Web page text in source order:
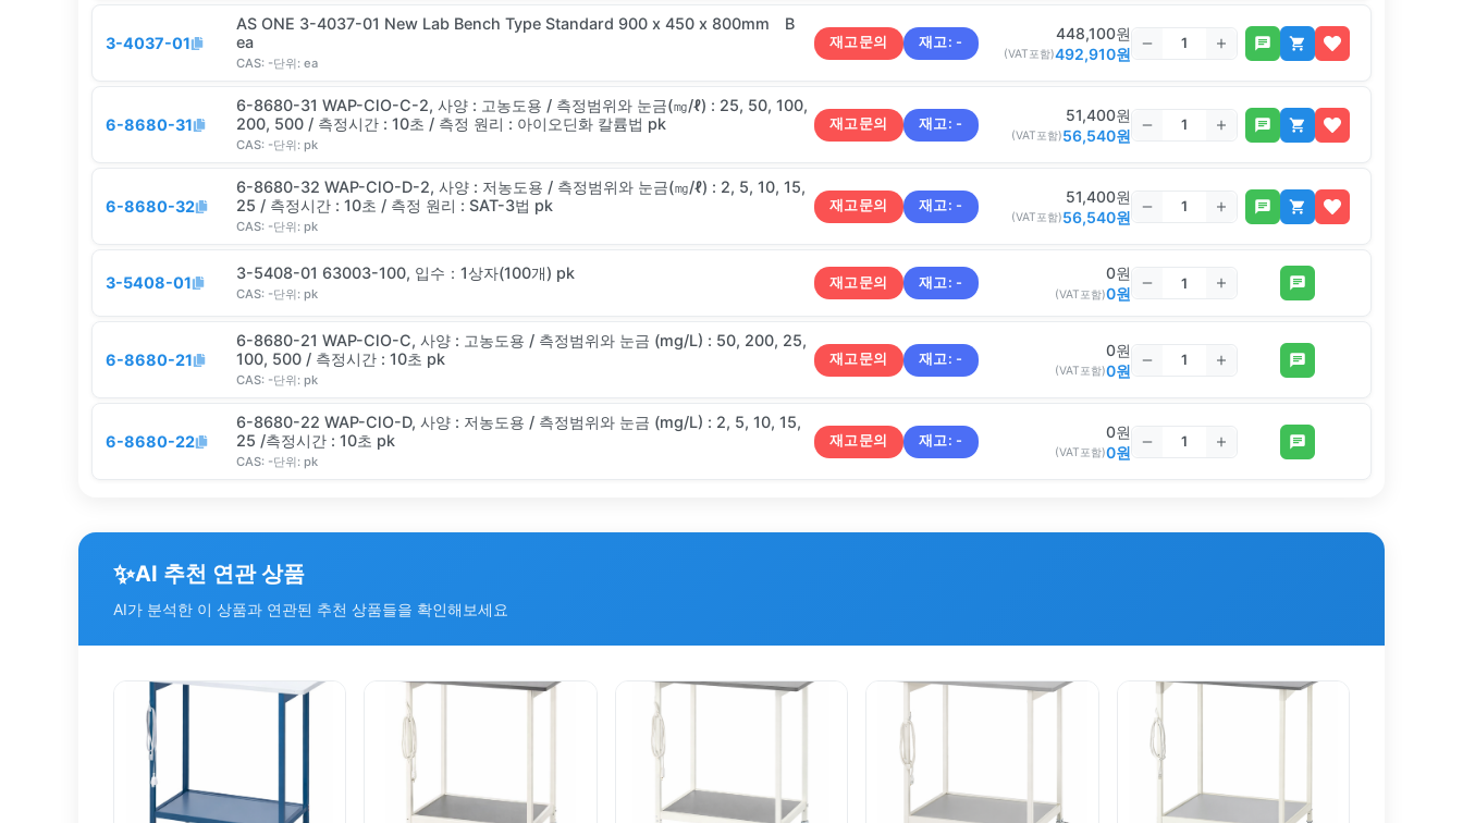
3-4037-01
AS ONE 3-4037-01 New Lab Bench Type Standard 900 x 450 x 800mm B
ea
CAS: -단위: ea
재고문의 재고: - 448,100원
(VAT포함)492,910원
6-8680-31
6-8680-31 WAP-ClO-C-2, 사양 : 고농도용 / 측정범위와 눈금(㎎/ℓ) : 25, 50, 100,
200, 500 / 측정시간 : 10초 / 측정 원리 : 아이오딘화 칼륨법 pk
CAS: -단위: pk
재고문의 재고: - 51,400원
(VAT포함)56,540원
6-8680-32
6-8680-32 WAP-ClO-D-2, 사양 : 저농도용 / 측정범위와 눈금(㎎/ℓ) : 2, 5, 10, 15,
25 / 측정시간 : 10초 / 측정 원리 : SAT-3법 pk
CAS: -단위: pk
재고문의 재고: - 51,400원
(VAT포함)56,540원
3-5408-01
3-5408-01 63003-100, 입수：1상자(100개) pk
CAS: -단위: pk
재고문의 재고: - 0원
(VAT포함)0원
6-8680-21
6-8680-21 WAP-ClO-C, 사양 : 고농도용 / 측정범위와 눈금 (mg/L) : 50, 200, 25,
100, 500 / 측정시간 : 10초 pk
CAS: -단위: pk
재고문의 재고: - 0원
(VAT포함)0원
6-8680-22
6-8680-22 WAP-ClO-D, 사양 : 저농도용 / 측정범위와 눈금 (mg/L) : 2, 5, 10, 15,
25 /측정시간 : 10초 pk
CAS: -단위: pk
재고문의 재고: - 0원
(VAT포함)0원
✨AI 추천 연관 상품
AI가 분석한 이 상품과 연관된 추천 상품들을 확인해보세요